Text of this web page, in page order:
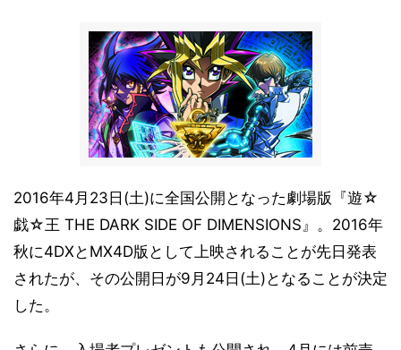
2016年4月23日(土)に全国公開となった劇場版『遊☆
戯☆王 THE DARK SIDE OF DIMENSIONS』。2016年
秋に4DXとMX4D版として上映されることが先日発表
されたが、その公開日が9月24日(土)となることが決定
した。